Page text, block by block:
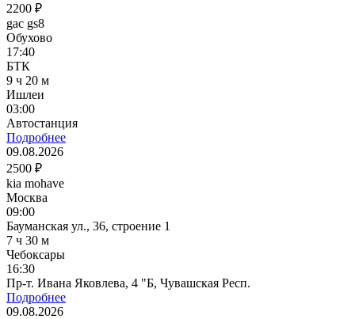
2200 ₽
gac gs8
Обухово
17:40
БТК
9 ч 20 м
Ишлеи
03:00
Автостанция
Подробнее
09.08.2026
2500 ₽
kia mohave
Москва
09:00
Бауманская ул., 36, строение 1
7 ч 30 м
Чебоксары
16:30
Пр-т. Ивана Яковлева, 4 "Б, Чувашская Респ.
Подробнее
09.08.2026